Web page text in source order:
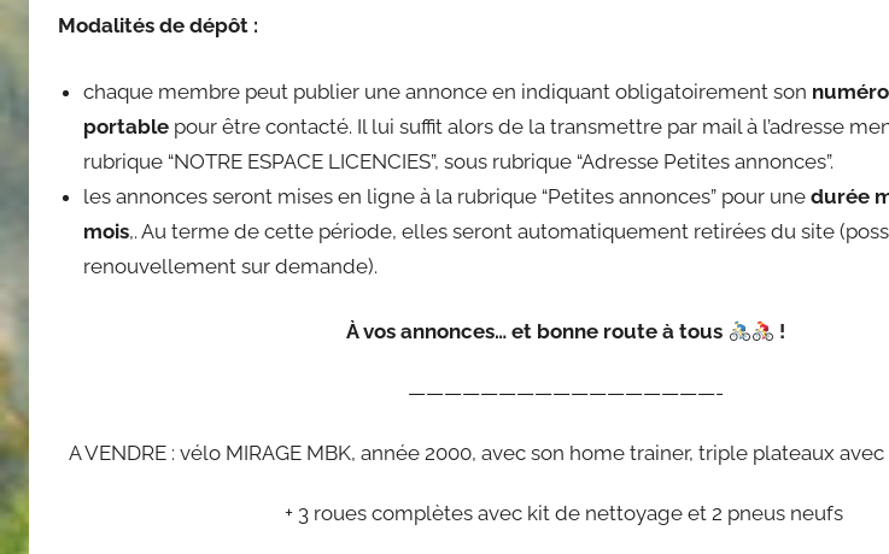
Modalités de dépôt :
chaque membre peut publier une annonce en indiquant obligatoirement son
portable pour être contacté. Il lui suffit alors de la transmettre par mail à l’adresse
rubrique “NOTRE ESPACE LICENCIES”, sous rubrique “Adresse Petites annonces”.
les annonces seront mises en ligne à la rubrique “Petites annonces” pour unedurée
mois,. Au terme de cette période, elles seront automatiquement retirées du site
renouvellement sur demande).
À vos annonces… et bonne route à tous !
—————————————————-
A VENDRE : vélo MIRAGE MBK, année 2000, avec son home trainer, triple plateaux
+ 3 roues complètes avec kit de nettoyage et 2 pneus neufs